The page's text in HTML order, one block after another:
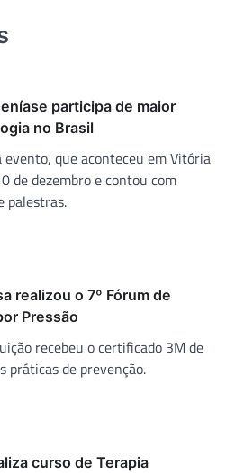
participa de maior
no Brasil
que aconteceu em Vitória
de dezembro e contou com
palestras.
realizou o 7º Fórum de
Pressão
recebeu o certificado 3M de
práticas de prevenção.
curso de Terapia